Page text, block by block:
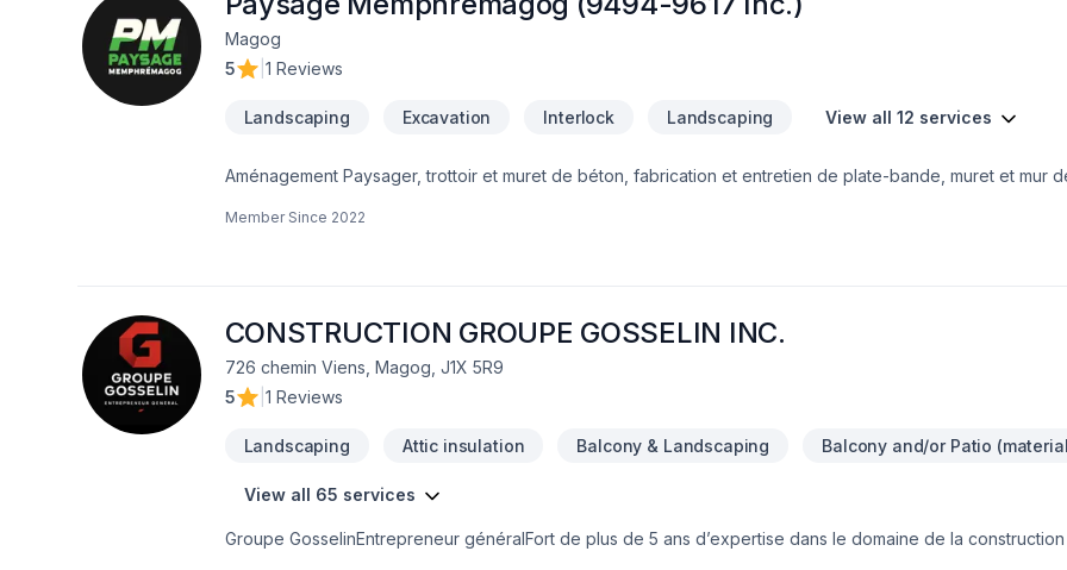
Magog
5
1 Reviews
Landscaping Excavation Interlock Landscaping View all 12 services
Aménagement Paysager, trottoir et muret de béton, fabrication et entretien de plate-bande, muret et mur
en vrac, excavation et entretien paysager
Member Since 2022
CONSTRUCTION GROUPE GOSSELIN INC.
726 chemin Viens, Magog, J1X 5R9
5
1 Reviews
Landscaping Attic insulation Balcony & Landscaping Balcony and/or Patio
View all 65 services
Groupe GosselinEntrepreneur généralFort de plus de 5 ans d’expertise dans le domaine de la